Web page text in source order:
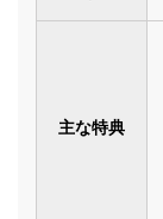
主な特典